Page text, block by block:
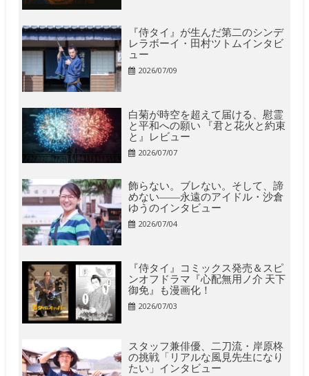
『侍タイ』が生んだ第二のシンデ
レラボーイ・田村ツトムインタビ
ュー
2026/07/09
白菊が時空を超えて届ける、慰霊
と平和への願い 『君と花火と約束
と』レビュー
2026/07/07
飾らない。ブレない。そして、諦
めない――永遠のアイドル・沙倉
ゆうのインタビュー
2026/07/04
『侍タイ』コミックス発売＆スピ
ンオフドラマ『心配無用ノ介 天下
御免』も漫画化！
2026/07/03
スタッフ兼俳優、二刀流・岸原柊
の挑戦「リアルな風見先生になり
たい」インタビュー